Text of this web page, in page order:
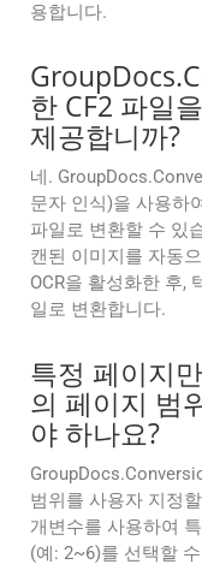
용합니다.
한 CF2 파일
제공합니까?
네.
문자 인식)을 사용하
파일로 변환할 수 있
캔된 이미지를 자동
OCR을 활성화한 후,
일로 변환합니다.
특정 페이지
의 페이지 범
야 하나요?
범위를 사용자 지정
개변수를 사용하여
(예: 2~6)를 선택할